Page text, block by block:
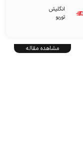
انگلیش‌
توربو
مشاهده مقاله